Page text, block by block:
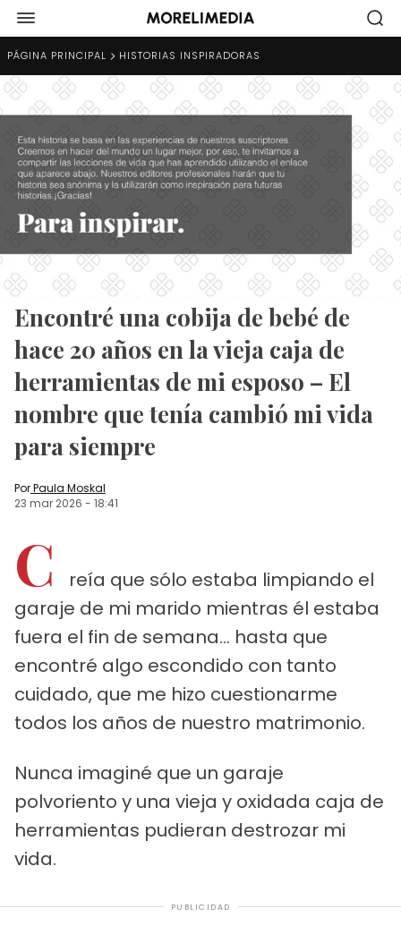
PÁGINA PRINCIPAL HISTORIAS INSPIRADORAS
Encontré una cobija de bebé de
hace 20 años en la vieja caja de
herramientas de mi esposo – El
nombre que tenía cambió mi vida
para siempre
PorPaula Moskal
23 mar 2026 - 18:41
C
reía que sólo estaba limpiando el
garaje de mi marido mientras él estaba
fuera el fin de semana... hasta que
encontré algo escondido con tanto
cuidado, que me hizo cuestionarme
todos los años de nuestro matrimonio.
Nunca imaginé que un garaje
polvoriento y una vieja y oxidada caja de
herramientas pudieran destrozar mi
vida.
PUBLICIDAD